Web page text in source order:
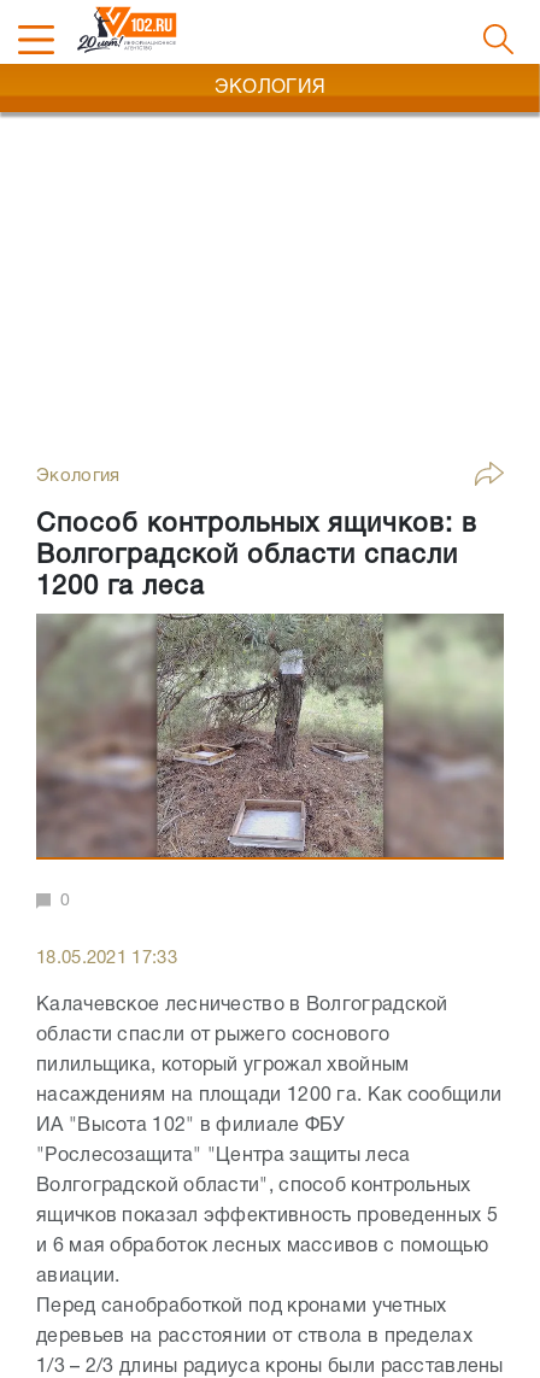
ЭКОЛОГИЯ
Экология
Способ контрольных ящичков: в
Волгоградской области спасли
1200 га леса
0
18.05.2021 17:33
Калачевское лесничество в Волгоградской
области спасли от рыжего соснового
пилильщика, который угрожал хвойным
насаждениям на площади 1200 га. Как сообщили
ИА "Высота 102" в филиале ФБУ
"Рослесозащита" "Центра защиты леса
Волгоградской области", способ контрольных
ящичков показал эффективность проведенных 5
и 6 мая обработок лесных массивов с помощью
авиации.
Перед санобработкой под кронами учетных
деревьев на расстоянии от ствола в пределах
1/3 – 2/3 длины радиуса кроны были расставлены